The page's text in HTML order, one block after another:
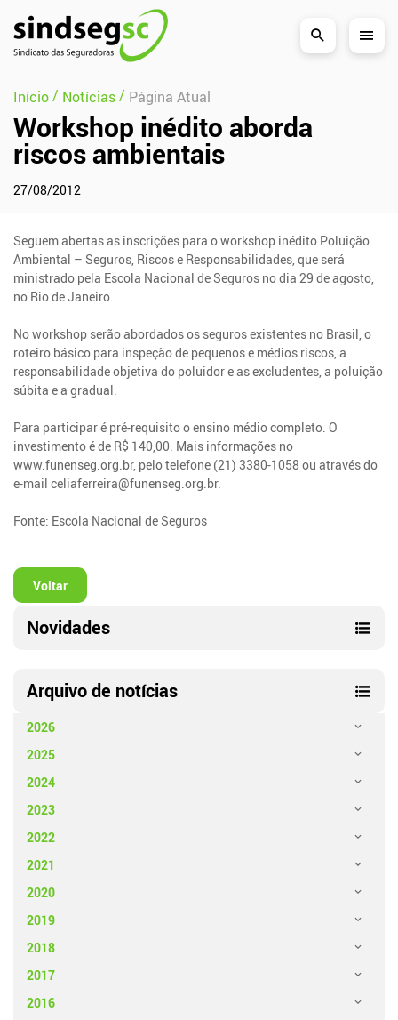
Pular Navegação (s)
Início/ Notícias/ Página Atual
Workshop inédito aborda
riscos ambientais
27/08/2012
Seguem abertas as inscrições para o workshop inédito Poluição
Ambiental – Seguros, Riscos e Responsabilidades, que será
ministrado pela Escola Nacional de Seguros no dia 29 de agosto,
no Rio de Janeiro.
No workshop serão abordados os seguros existentes no Brasil, o
roteiro básico para inspeção de pequenos e médios riscos, a
responsabilidade objetiva do poluidor e as excludentes, a poluição
súbita e a gradual.
Para participar é pré-requisito o ensino médio completo. O
investimento é de R$ 140,00. Mais informações no
www.funenseg.org.br, pelo telefone (21) 3380-1058 ou através do
e-mail celiaferreira@funenseg.org.br.
Fonte: Escola Nacional de Seguros
Voltar
Novidades
Arquivo de notícias
2026
2025
2024
2023
2022
2021
2020
2019
2018
2017
2016